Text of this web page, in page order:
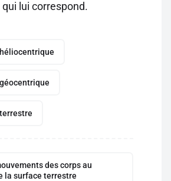
qui lui correspond.
des corps au
la surface terrestre